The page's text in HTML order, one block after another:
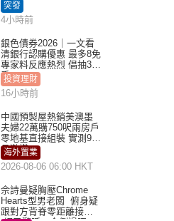
突發
4小時前
銀色債券2026｜一文看
清銀行認購優惠 最多8免
專家料反應熱烈 倡抽30
手
投資理財
16小時前
中國預製屋熱銷美澳墨
夫婦22萬購750呎兩房戶
零地基直接組裝 實測9個
月激讚
海外置業
2026-08-06 06:00 HKT
佘詩曼疑胸壓Chrome
Hearts型男老闆 俯身疑
跟對方背脊零距離接觸